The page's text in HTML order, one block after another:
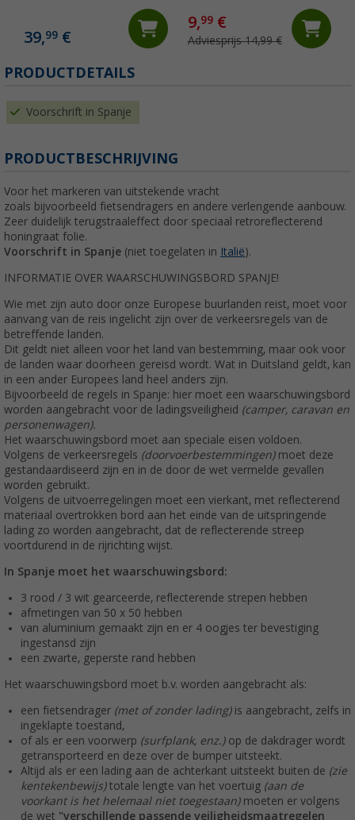
39,99 €
9,99€
Adviesprijs 14,99 €
PRODUCTDETAILS
Voorschrift in Spanje
PRODUCTBESCHRIJVING
Voor het markeren van uitstekende vracht
zoals bijvoorbeeld fietsendragers en andere verlengende aanbouw.
Zeer duidelijk terugstraaleffect door speciaal retroreflecterend
honingraat folie.
Voorschrift in Spanje (niet toegelaten in Italië).
INFORMATIE OVER WAARSCHUWINGSBORD SPANJE!
Wie met zijn auto door onze Europese buurlanden reist, moet voor
aanvang van de reis ingelicht zijn over de verkeersregels van de
betreffende landen.
Dit geldt niet alleen voor het land van bestemming, maar ook voor
de landen waar doorheen gereisd wordt. Wat in Duitsland geldt, kan
in een ander Europees land heel anders zijn.
Bijvoorbeeld de regels in Spanje: hier moet een waarschuwingsbord
worden aangebracht voor de ladingsveiligheid (camper, caravan en
personenwagen).
Het waarschuwingsbord moet aan speciale eisen voldoen.
Volgens de verkeersregels (doorvoerbestemmingen)moet deze
gestandaardiseerd zijn en in de door de wet vermelde gevallen
worden gebruikt.
Volgens de uitvoerregelingen moet een vierkant, met reflecterend
materiaal overtrokken bord aan het einde van de uitspringende
lading zo worden aangebracht, dat de reflecterende streep
voortdurend in de rijrichting wijst.
In Spanje moet het waarschuwingsbord:
3 rood / 3 wit gearceerde, reflecterende strepen hebben
afmetingen van 50 x 50 hebben
van aluminium gemaakt zijn en er 4 oogjes ter bevestiging
ingestansd zijn
een zwarte, geperste rand hebben
Het waarschuwingsbord moet b.v. worden aangebracht als:
een fietsendrager (met of zonder lading)is aangebracht, zelfs in
ingeklapte toestand,
of als er een voorwerp (surfplank, enz.)op de dakdrager wordt
getransporteerd en deze over de bumper uitsteekt.
Altijd als er een lading aan de achterkant uitsteekt buiten de (zie
kentekenbewijs)totale lengte van het voertuig (aan de
voorkant is het helemaal niet toegestaan)moeten er volgens
de wet "verschillende passende veiligheidsmaatregelen